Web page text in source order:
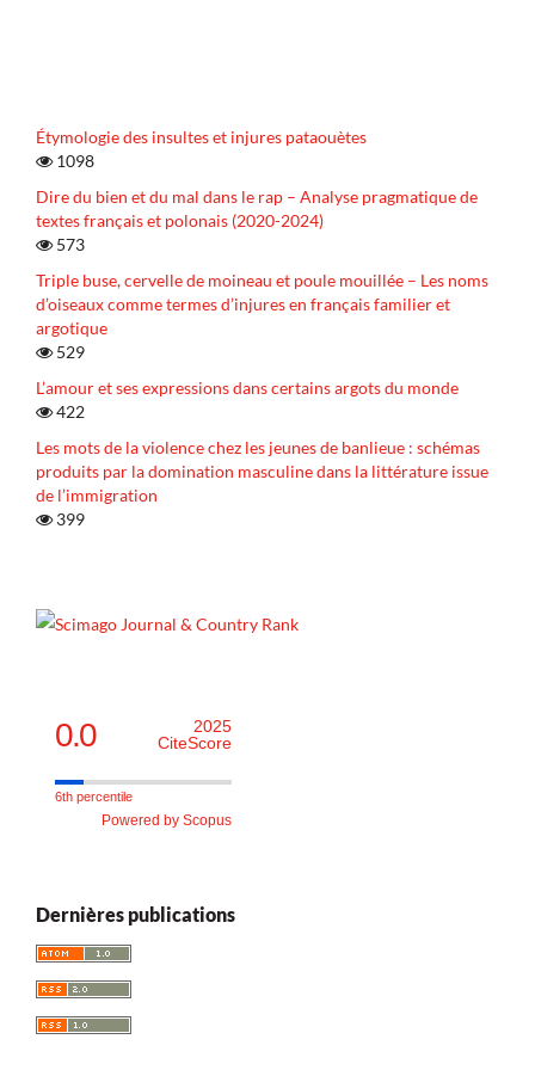
Étymologie des insultes et injures pataouètes
1098
Dire du bien et du mal dans le rap – Analyse pragmatique de
textes français et polonais (2020-2024)
573
Triple buse, cervelle de moineau et poule mouillée – Les noms
d’oiseaux comme termes d’injures en français familier et
argotique
529
L’amour et ses expressions dans certains argots du monde
422
Les mots de la violence chez les jeunes de banlieue : schémas
produits par la domination masculine dans la littérature issue
de l’immigration
399
0.0
2025
CiteScore
6th percentile
Powered by Scopus
Dernières publications